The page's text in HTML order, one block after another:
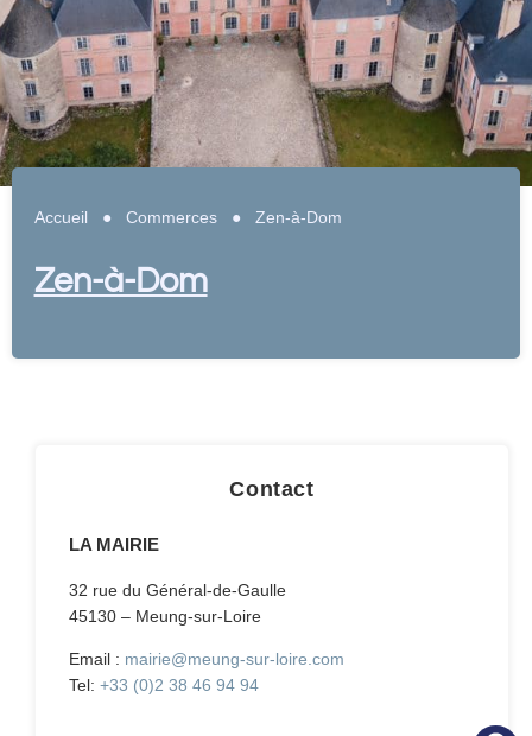
Accueil ● Commerces● Zen-à-Dom
Zen-à-Dom
Contact
LA MAIRIE
32 rue du Général-de-Gaulle
45130 – Meung-sur-Loire
Email : mairie@meung-sur-loire.com
Tel: +33 (0)2 38 46 94 94